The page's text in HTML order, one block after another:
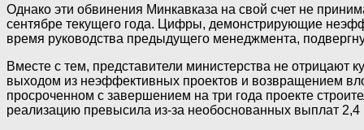
Однако эти обвинения Минкавказа на свой счет не
сентябре текущего года. Цифры, демонстрирующие
время руководства предыдущего менеджмента,
Вместе с тем, представители министерства не отрицают
выходом из неэффективных проектов и возвращением
просроченном с завершением на три года проекте
реализацию превысила из-за необоснованных выплат 2,4